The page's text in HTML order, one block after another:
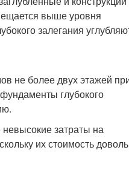
выше уровня
залегания
не более двух этажей
глубокого
затраты на
их стоимость